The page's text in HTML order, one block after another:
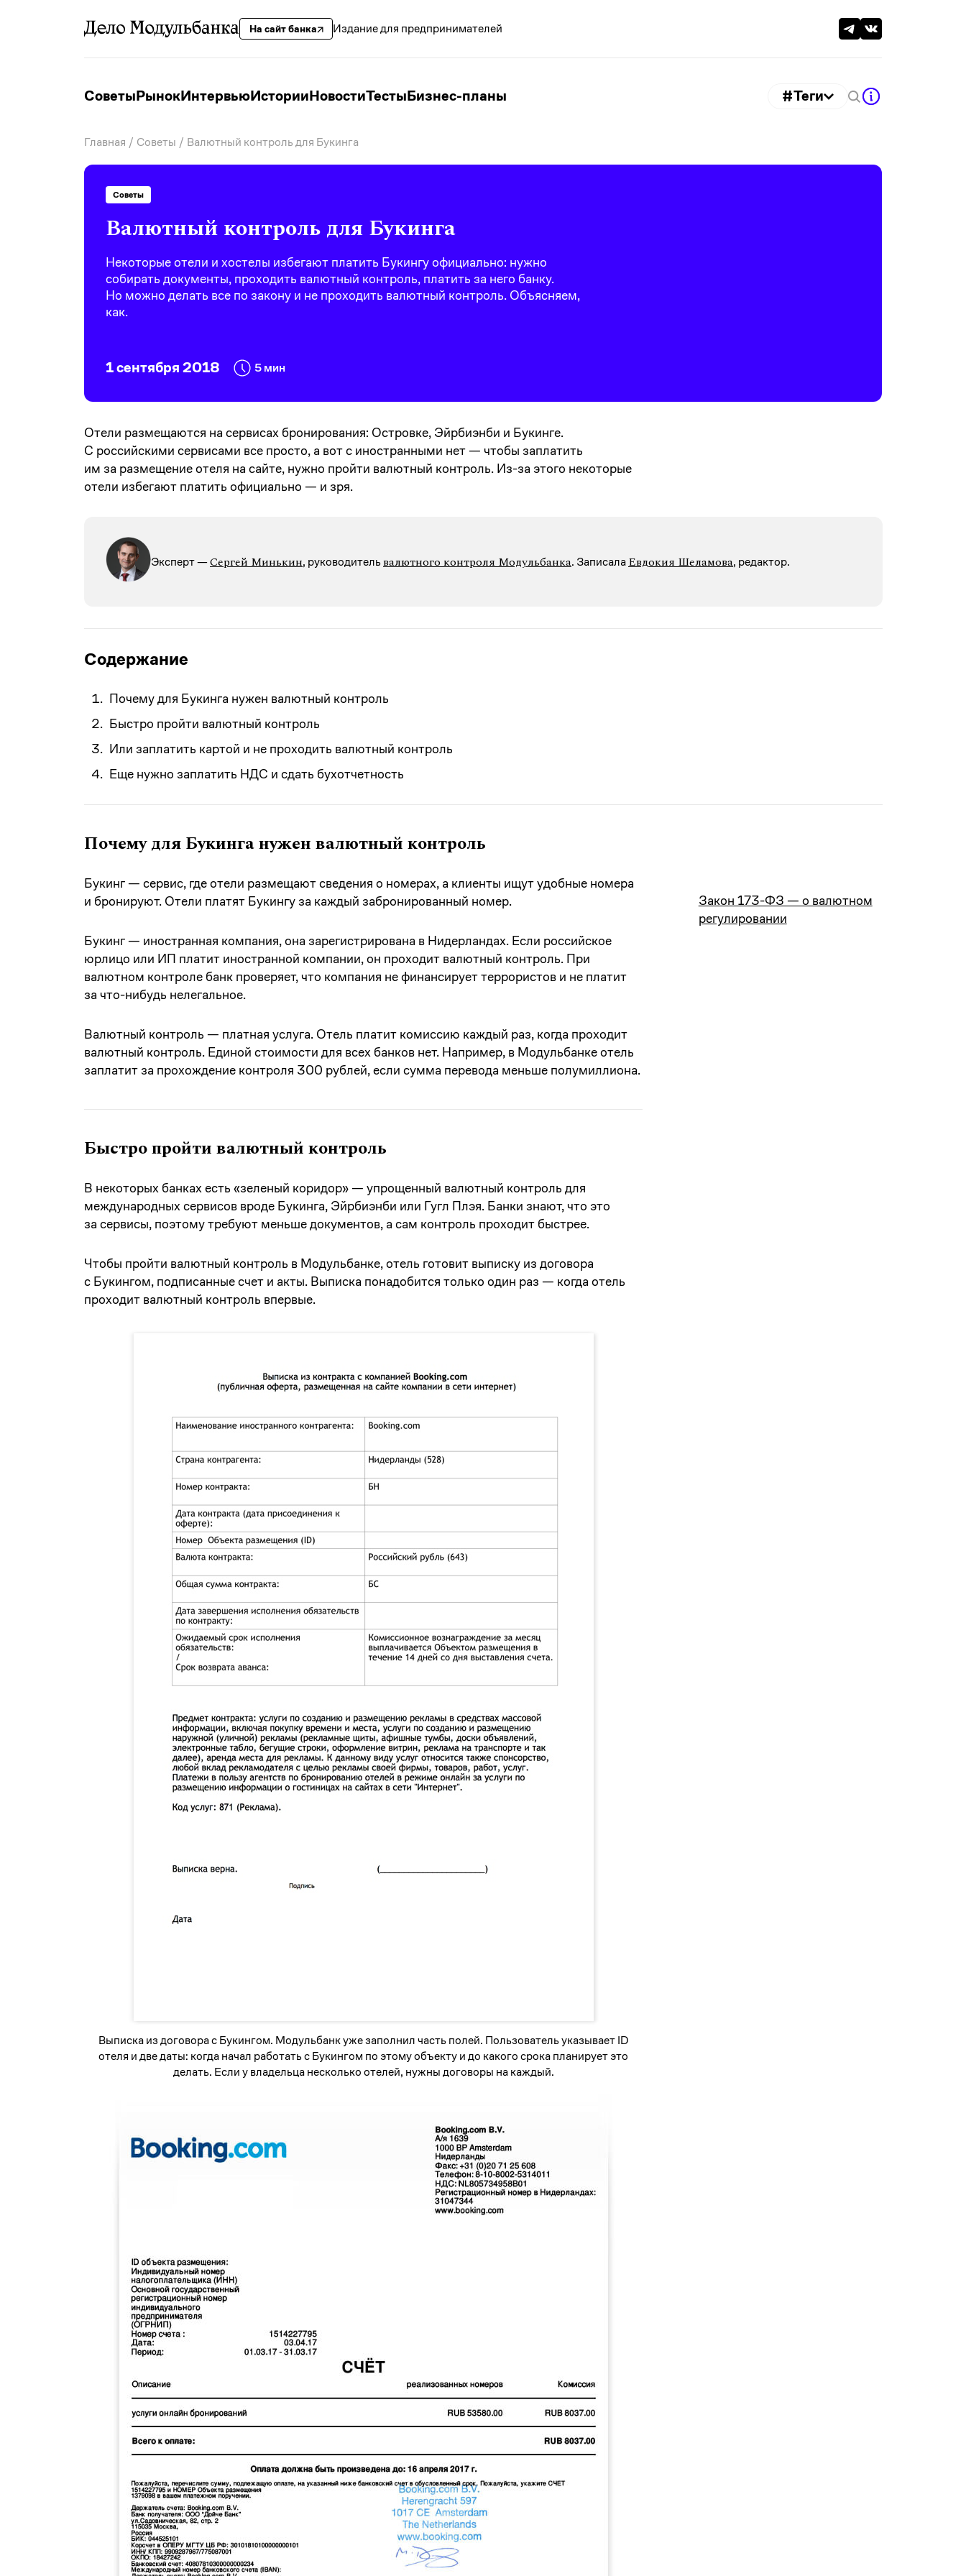
На сайт банка Издание для предпринимателей
СоветыРынокИнтервьюИсторииНовостиТестыБизнес-планы #Теги
Главная / Советы / Валютный контроль для Букинга
Советы
Валютный контроль для Букинга
Некоторые отели и хостелы избегают платить Букингу официально: нужно
собирать документы, проходить валютный контроль, платить за него банку.
Но можно делать все по закону и не проходить валютный контроль. Объясняем,
как.
1 сентября 2018 5 мин
Отели размещаются на сервисах бронирования: Островке, Эйрбиэнби и Букинге.
С российскими сервисами все просто, а вот с иностранными нет — чтобы заплатить
им за размещение отеля на сайте, нужно пройти валютный контроль. Из-за этого некоторые
отели избегают платить официально — и зря.
Эксперт —Сергей Минькин, руководительвалютного контроля Модульбанка. ЗаписалaЕвдокия Шеламова, редактор.
Содержание
Почему для Букинга нужен валютный контроль
Быстро пройти валютный контроль
Или заплатить картой и не проходить валютный контроль
Еще нужно заплатить НДС и сдать бухотчетность
Почему для Букинга нужен валютный контроль
Закон 173-ФЗ — о валютном
регулировании
Букинг — сервис, где отели размещают сведения о номерах, а клиенты ищут удобные номера
и бронируют. Отели платят Букингу за каждый забронированный номер.
Букинг — иностранная компания, она зарегистрирована в Нидерландах. Если российское
юрлицо или ИП платит иностранной компании, он проходит валютный контроль. При
валютном контроле банк проверяет, что компания не финансирует террористов и не платит
за что-нибудь нелегальное.
Валютный контроль — платная услуга. Отель платит комиссию каждый раз, когда проходит
валютный контроль. Единой стоимости для всех банков нет. Например, в Модульбанке отель
заплатит за прохождение контроля 300 рублей, если сумма перевода меньше полумиллиона.
Быстро пройти валютный контроль
В некоторых банках есть «зеленый коридор» — упрощенный валютный контроль для
международных сервисов вроде Букинга, Эйрбиэнби или Гугл Плэя. Банки знают, что это
за сервисы, поэтому требуют меньше документов, а сам контроль проходит быстрее.
Чтобы пройти валютный контроль в Модульбанке, отель готовит выписку из договора
с Букингом, подписанные счет и акты. Выписка понадобится только один раз — когда отель
проходит валютный контроль впервые.
Выписка из договора с Букингом. Модульбанк уже заполнил часть полей. Пользователь указывает ID
отеля и две даты: когда начал работать с Букингом по этому объекту и до какого срока планирует это
делать. Если у владельца несколько отелей, нужны договоры на каждый.